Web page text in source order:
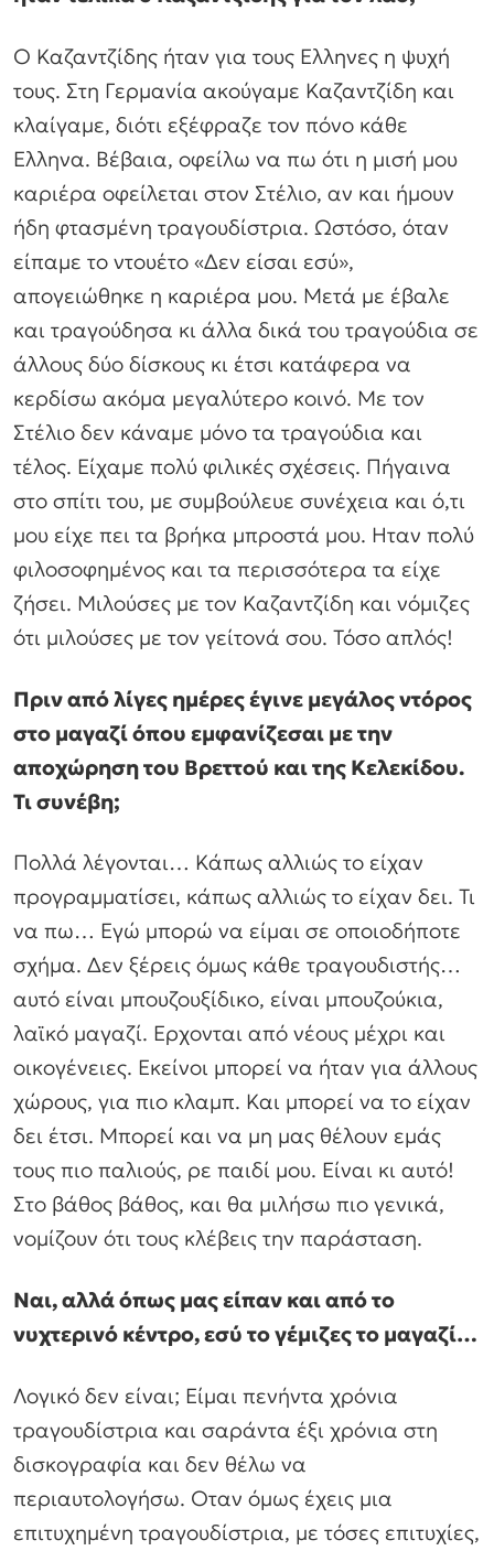
Ο Καζαντζίδης ήταν για τους Ελληνες η ψυχή
τους. Στη Γερμανία ακούγαμε Καζαντζίδη και
κλαίγαμε, διότι εξέφραζε τον πόνο κάθε
Ελληνα. Βέβαια, οφείλω να πω ότι η μισή μου
καριέρα οφείλεται στον Στέλιο, αν και ήμουν
ήδη φτασμένη τραγουδίστρια. Ωστόσο, όταν
είπαμε το ντουέτο «Δεν είσαι εσύ»,
απογειώθηκε η καριέρα μου. Μετά με έβαλε
και τραγούδησα κι άλλα δικά του τραγούδια σε
άλλους δύο δίσκους κι έτσι κατάφερα να
κερδίσω ακόμα μεγαλύτερο κοινό. Με τον
Στέλιο δεν κάναμε μόνο τα τραγούδια και
τέλος. Είχαμε πολύ φιλικές σχέσεις. Πήγαινα
στο σπίτι του, με συμβούλευε συνέχεια και ό,τι
μου είχε πει τα βρήκα μπροστά μου. Ηταν πολύ
φιλοσοφημένος και τα περισσότερα τα είχε
ζήσει. Μιλούσες με τον Καζαντζίδη και νόμιζες
ότι μιλούσες με τον γείτονά σου. Τόσο απλός!
Πριν από λίγες ημέρες έγινε μεγάλος ντόρος
στο μαγαζί όπου εμφανίζεσαι με την
αποχώρηση του Βρεττού και της Κελεκίδου.
Τι συνέβη;
Πολλά λέγονται… Κάπως αλλιώς το είχαν
προγραμματίσει, κάπως αλλιώς το είχαν δει. Τι
να πω… Εγώ μπορώ να είμαι σε οποιοδήποτε
σχήμα. Δεν ξέρεις όμως κάθε τραγουδιστής…
αυτό είναι μπουζουξίδικο, είναι μπουζούκια,
λαϊκό μαγαζί. Ερχονται από νέους μέχρι και
οικογένειες. Εκείνοι μπορεί να ήταν για άλλους
χώρους, για πιο κλαμπ. Και μπορεί να το είχαν
δει έτσι. Μπορεί και να μη μας θέλουν εμάς
τους πιο παλιούς, ρε παιδί μου. Είναι κι αυτό!
Στο βάθος βάθος, και θα μιλήσω πιο γενικά,
νομίζουν ότι τους κλέβεις την παράσταση.
Ναι, αλλά όπως μας είπαν και από το
νυχτερινό κέντρο, εσύ το γέμιζες το μαγαζί…
Λογικό δεν είναι; Είμαι πενήντα χρόνια
τραγουδίστρια και σαράντα έξι χρόνια στη
δισκογραφία και δεν θέλω να
περιαυτολογήσω. Οταν όμως έχεις μια
επιτυχημένη τραγουδίστρια, με τόσες επιτυχίες,